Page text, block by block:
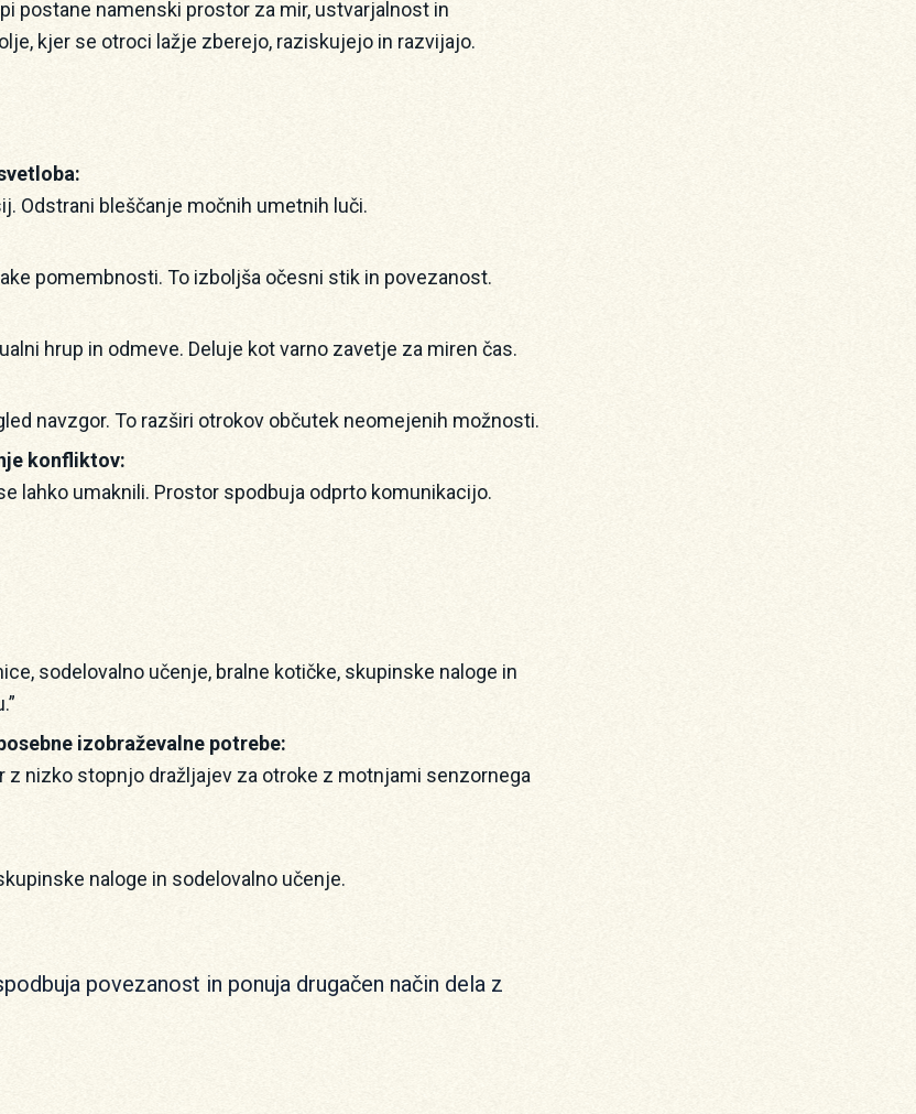
postane namenski prostor za mir, ustvarjalnost in
kjer se otroci lažje zberejo, raziskujejo in razvijajo.
Odstrani bleščanje močnih umetnih luči.
pomembnosti. To izboljša očesni stik in povezanost.
hrup in odmeve. Deluje kot varno zavetje za miren čas.
navzgor. To razširi otrokov občutek neomejenih možnosti.
konfliktov:
lahko umaknili. Prostor spodbuja odprto komunikacijo.
sodelovalno učenje, bralne kotičke, skupinske naloge in
izobraževalne potrebe:
z nizko stopnjo dražljajev za otroke z motnjami senzornega
naloge in sodelovalno učenje.
povezanost in ponuja drugačen način dela z